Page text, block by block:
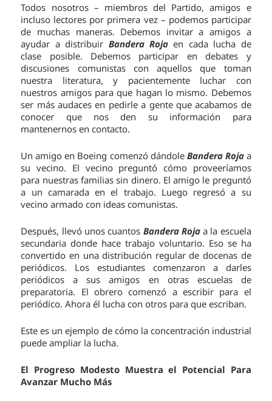
Todos nosotros – miembros del Partido, amigos e
incluso lectores por primera vez – podemos participar
de muchas maneras. Debemos invitar a amigos a
ayudar a distribuir Bandera Roja en cada lucha de
clase posible. Debemos participar en debates y
discusiones comunistas con aquellos que toman
nuestra literatura, y pacientemente luchar con
nuestros amigos para que hagan lo mismo. Debemos
ser más audaces en pedirle a gente que acabamos de
conocer que nos den su información para
mantenernos en contacto.
Un amigo en Boeing comenzó dándole Bandera Rojaa
su vecino. El vecino preguntó cómo proveeríamos
para nuestras familias sin dinero. El amigo le preguntó
a un camarada en el trabajo. Luego regresó a su
vecino armado con ideas comunistas.
Después, llevó unos cuantos Bandera Rojaa la escuela
secundaria donde hace trabajo voluntario. Eso se ha
convertido en una distribución regular de docenas de
periódicos. Los estudiantes comenzaron a darles
periódicos a sus amigos en otras escuelas de
preparatoria. El obrero comenzó a escribir para el
periódico. Ahora él lucha con otros para que escriban.
Este es un ejemplo de cómo la concentración industrial
puede ampliar la lucha.
El Progreso Modesto Muestra el Potencial Para
Avanzar Mucho Más